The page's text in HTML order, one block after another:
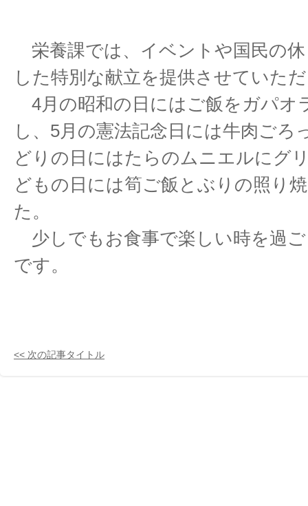
栄養課では、イベントや国民の
した特別な献立を提供させていた
4月の昭和の日にはご飯をガパオ
し、5月の憲法記念日には牛肉ごろ
どりの日にはたらのムニエルにグ
どもの日には筍ご飯とぶりの照り
た。
少しでもお食事で楽しい時を過
です。
<< 次の記事タイトル